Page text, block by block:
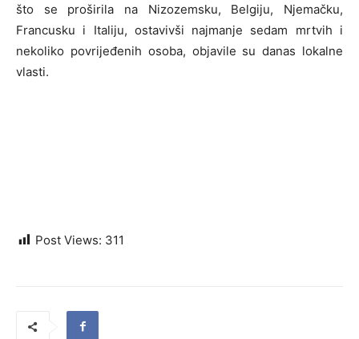
što se proširila na Nizozemsku, Belgiju, Njemačku,
Francusku i Italiju, ostavivši najmanje sedam mrtvih i
nekoliko povrijeđenih osoba, objavile su danas lokalne
vlasti.
Post Views: 311